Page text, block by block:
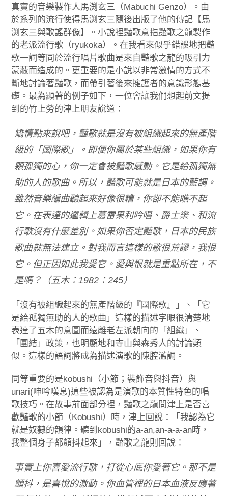
真實的音樂製作人馬渕玄三（Mabuchi Genzo）。由
於系列的流行使得馬渕玄三隨後出版了他的傳記【馬
渕玄三與歌謠群像】。小說裡豔歌意指豔歌之龍製作
的老派流行歌（ryukoka）。在我看來似乎錯誤地把豔
歌一詞等同於流行唱片歌曲是來自豔歌之龍的吸引力
蒙蔽而造成的。更重要的是小說以非常激情的方式不
斷地討論著豔歌，而帶引著後來擁護者的意識形態基
礎。最為顯著的例子如下，一位會讓我們想起前文提
到的竹上勞的津上朋友說道：
矯情點來說吧，豔歌就是沒有被組織起來的無產階
級的「國際歌」。即便你屬於某些組織，如果你有
顆孤獨的心，你一定會被豔歌感動。它是給孤獨無
助的人的歌曲。所以，豔歌可能就是日本的藍調。
雖然音樂編曲聽起來好像很糟，你卻不能瞧不起
它。在表達的邏輯上葛雷果利吟唱、爵士樂、和流
行歌沒有什麼差別。如果你否定豔歌，日本的民族
歌曲就無法建立。對我而言這樣的歌很荒謬，我恨
它。但正因如此我愛它。愛與恨就是重點所在，不
是嗎？（五木：1982：245）
「沒有被組織起來的無產階級的『國際歌』」、「它
是給孤獨無助的人的歌曲」這樣的描述字眼很清楚地
表達了五木的意圖而遠離老左派朝向的「組織」、
「團結」政策，也明顯地和寺山與森秀人的討論類
似。這樣的語詞將成為描述演歌的陳腔濫調。
同等重要的是kobushi（小節；裝飾音與抖音）與
unari(呻吟嘆息)這些被認為是演歌的本質性特色的唱
歌技巧。在故事前面部分裡，豔歌之龍問津上是否喜
歡豔歌的小節（Kobushi）時，津上回說：「我認為它
就是奴隸的韻律。聽到kobushi的a-an,an-a-a-an時，
我整個身子都顫抖起來」，豔歌之龍則回說：
事實上你喜愛流行歌，打從心底你愛著它。那不是
顫抖，是喜悅的激動。你血管裡的日本血液反應著